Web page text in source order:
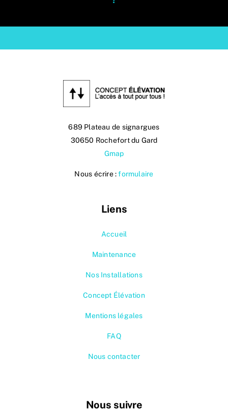
689 Plateau de signargues
30650 Rochefort du Gard
Gmap
Nous écrire :formulaire
Liens
Accueil
Maintenance
Nos Installations
Concept Élévation
Mentions légales
FAQ
Nous contacter
Nous suivre